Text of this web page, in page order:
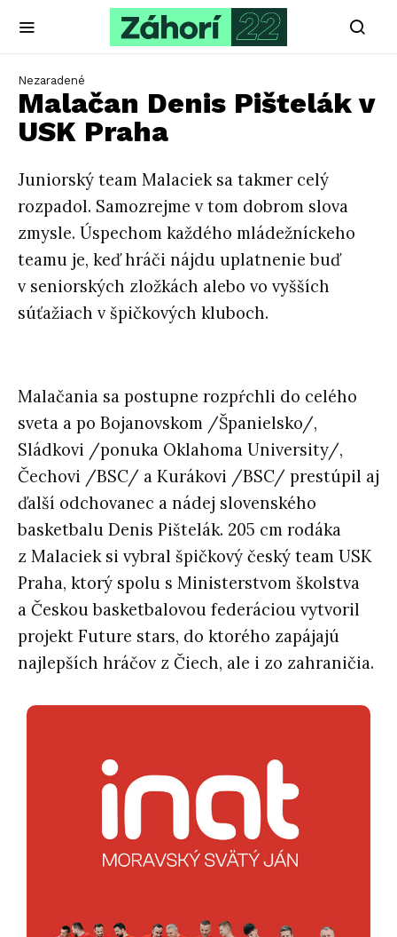
Nezaradené
Malačan Denis Pištelák v
USK Praha
Juniorský team Malaciek sa takmer celý
rozpadol. Samozrejme v tom dobrom slova
zmysle. Úspechom každého mládežníckeho
teamu je, keď hráči nájdu uplatnenie buď
v seniorských zložkách alebo vo vyšších
súťažiach v špičkových kluboch.
Malačania sa postupne rozpŕchli do celého
sveta a po Bojanovskom /Španielsko/,
Sládkovi /ponuka Oklahoma University/,
Čechovi /BSC/ a Kurákovi /BSC/ prestúpil aj
ďalší odchovanec a nádej slovenského
basketbalu Denis Pištelák. 205 cm rodáka
z Malaciek si vybral špičkový český team USK
Praha, ktorý spolu s Ministerstvom školstva
a Českou basketbalovou federáciou vytvoril
projekt Future stars, do ktorého zapájajú
najlepších hráčov z Čiech, ale i zo zahraničia.